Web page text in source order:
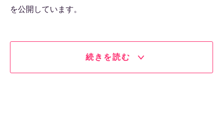
を公開しています。
続きを読む